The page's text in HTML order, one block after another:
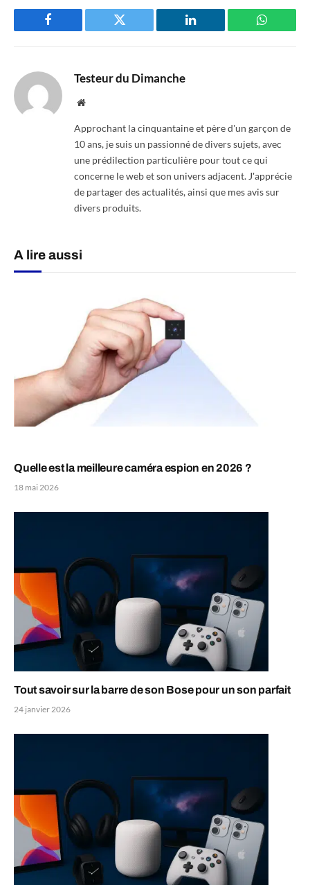
Facebook Twitter LinkedIn
Testeur du Dimanche
Website
Approchant la cinquantaine et père d'un garçon de
10 ans, je suis un passionné de divers sujets, avec
une prédilection particulière pour tout ce qui
concerne le web et son univers adjacent. J'apprécie
de partager des actualités, ainsi que mes avis sur
divers produits.
A lire aussi
Quelle est la meilleure caméra espion en 2026 ?
18 mai 2026
Tout savoir sur la barre de son Bose pour un son parfait
24 janvier 2026